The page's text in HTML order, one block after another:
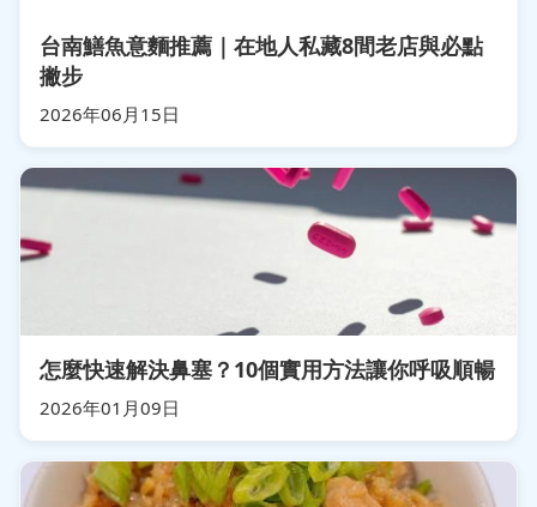
台南鱔魚意麵推薦｜在地人私藏8間老店與必點
撇步
2026年06月15日
怎麼快速解決鼻塞？10個實用方法讓你呼吸順暢
2026年01月09日